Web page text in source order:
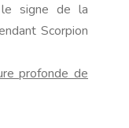
signe de la
Scorpion
profonde de